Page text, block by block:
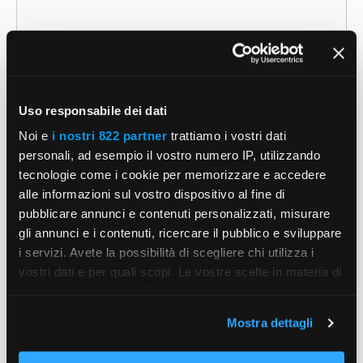
Uso responsabile dei dati
Noi e i nostri 822 partner trattiamo i vostri dati
personali, ad esempio il vostro numero IP, utilizzando
tecnologie come i cookie per memorizzare e accedere
alle informazioni sul vostro dispositivo al fine di
pubblicare annunci e contenuti personalizzati, misurare
gli annunci e i contenuti, ricercare il pubblico e sviluppare
i servizi. Avete la possibilità di scegliere chi utilizza i
vostri dati e per quali scopi. Le vostre scelte in materia di
modificare o revocare il proprio consenso in qualsiasi
momento dalla Dichiarazione sui cookie o facendo clic
Mostra dettagli
Nome
Email
Sito
web
Salva il mio nome, email e sito web in questo